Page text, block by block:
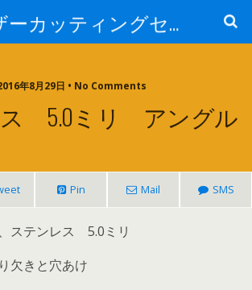
レーザーカッティングセンター 株式会社 中本鉄工所
年8月29日 • No Comments
ス 5.0ミリ アングル
Pin Mail SMS
ステンレス 5.0ミリ
欠きと穴あけ